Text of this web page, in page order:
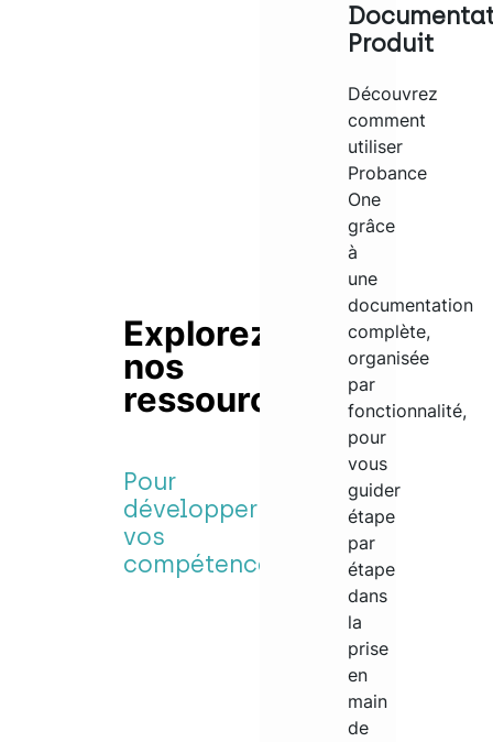
Explorez
nos
ressources
Pour
développer
vos
compétences
Produit
Découvrez
comment
utiliser
Probance
One
grâce
à
une
documentation
complète,
organisée
par
fonctionnalité,
pour
vous
guider
étape
par
étape
dans
la
prise
en
main
de